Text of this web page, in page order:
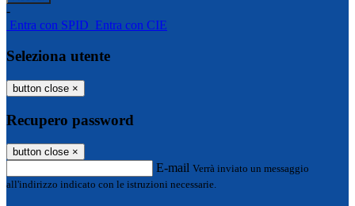
-
Entra con SPID Entra con CIE
Seleziona utente
button close ×
Recupero password
button close ×
E-mail Verrà inviato un messaggio
all'indirizzo indicato con le istruzioni necessarie.